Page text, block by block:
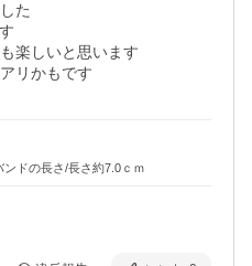
た
楽しいと思います
リかもです
ドの長さ/長さ約7.0ｃｍ